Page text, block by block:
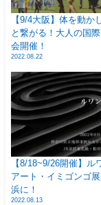
【9/4大阪】体を動か
と繋がる！大人の国
会開催！
2022.08.22
【8/18~9/26開催】ル
アート・イミゴンゴ
浜に！
2022.08.13